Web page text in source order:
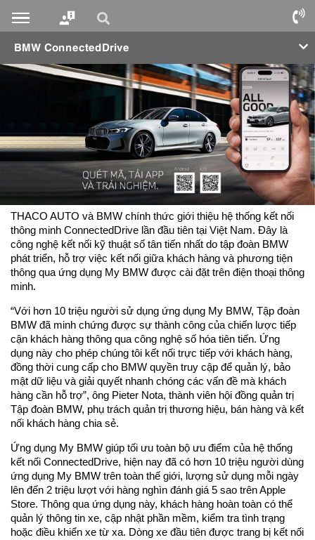
BMW ConnectedDrive
THACO AUTO và BMW chính thức giới thiệu hệ thống kết nối
thông minh ConnectedDrive lần đầu tiên tại Việt Nam. Đây là
công nghệ kết nối kỹ thuật số tân tiến nhất do tập đoàn BMW
phát triển, hỗ trợ việc kết nối giữa khách hàng và phương tiện
thông qua ứng dụng My BMW được cài đặt trên điện thoại thông
minh.
“Với hơn 10 triệu người sử dụng ứng dụng My BMW, Tập đoàn
BMW đã minh chứng được sự thành công của chiến lược tiếp
cận khách hàng thông qua công nghệ số hóa tiên tiến. Ứng
dụng này cho phép chúng tôi kết nối trực tiếp với khách hàng,
đồng thời cung cấp cho BMW quyền truy cập để quản lý, bảo
mật dữ liệu và giải quyết nhanh chóng các vấn đề mà khách
hàng cần hỗ trợ”, ông Pieter Nota, thành viên hội đồng quản trị
Tập đoàn BMW, phụ trách quản trị thương hiệu, bán hàng và kết
nối khách hàng chia sẻ.
Ứng dụng My BMW giúp tối ưu toàn bộ ưu điểm của hệ thống
kết nối ConnectedDrive, hiện nay đã có hơn 10 triệu người dùng
ứng dụng My BMW trên toàn thế giới, lượng sử dụng mỗi ngày
lên đến 2 triệu lượt với hàng nghìn đánh giá 5 sao trên Apple
Store. Thông qua ứng dụng này, khách hàng hoàn toàn có thể
quản lý thông tin xe, cập nhật phần mềm, kiểm tra tình trạng
hoặc điều khiển xe từ xa. Dòng xe đầu tiên được trang bị kết nối